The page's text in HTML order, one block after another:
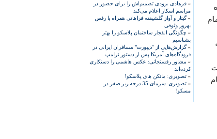
» فرهادی بزودی تصمیم‌اش را برای حضور در
مراسم اسکار اعلام می‌کند
»گیتار و آواز گلشیفته فراهانی همراه با رقص
بهروز وثوقی
» چگونگی انفجار ساختمان پلاسکو را بهتر
بشناسیم
»گزارش‌هایی از "دیپورت" مسافران ایرانی در
فرودگاه‌های آمریکا پس از دستور ترامپ
» مشاور رفسنجانی: عکس هاشمی را دستکاری
کرده‌اند
» تصویری: مانکن های پلاسکو!
»
تصویری: سرمای 35 درجه زیر صفر در
مسکو!